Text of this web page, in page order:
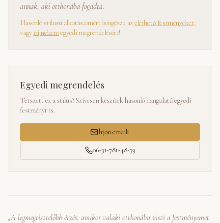
annak, aki otthonába fogadta.
Hasonló stílusú alkotásaimért böngészd az elérhető festményeket,
vagy írj nekemegyedi megrendelésért!
Egyedi megrendelés
Tetszett ez a stílus? Szívesen készítek hasonló hangulatú egyedi
festményt is.
Írjon emailt
06-31-781-48-39
„A legmegtisztelőbb érzés, amikor valaki otthonába viszi a festményemet.